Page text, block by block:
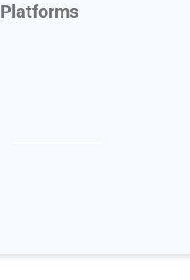
Platforms